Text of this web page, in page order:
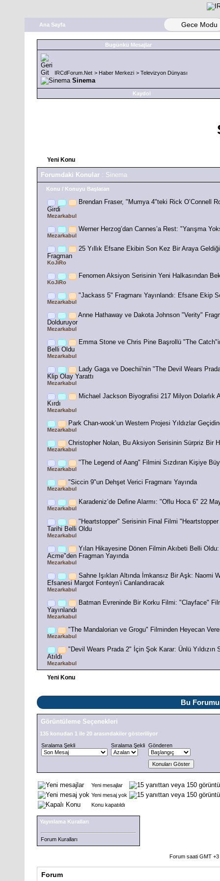
Ana Sayfa Gece Modu
Bugünkü Mesajlar
IRCdForum.Net > Haber Merkezi > Televizyon Dünyası
Sinema
Kaydol
Yeni Konu
Forumdaki Konular : Sinema
Konu / Konuyu Başlatan
Brendan Fraser, "Mumya 4"teki Rick O’Connell
Girdi
Mezarkabul
Werner Herzog’dan Cannes’a Rest: "Yarışma
Mezarkabul
25 Yıllık Efsane Ekibin Son Kez Bir Araya
Fragman
KoJiRo
Fenomen Aksiyon Serisinin Yeni Halkasından
KoJiRo
"Jackass 5" Fragmanı Yayınlandı: Efsane Ekip
Mezarkabul
Anne Hathaway ve Dakota Johnson "Verity"
Dolduruyor
Mezarkabul
Emma Stone ve Chris Pine Başrollü "The
Belli Oldu
Mezarkabul
Lady Gaga ve Doechii'nin "The Devil Wears
Klip Olay Yarattı
Mezarkabul
Michael Jackson Biyografisi 217 Milyon Dolarlık
Kırdı
Mezarkabul
Park Chan-wook’un Western Projesi Yıldızlar
Mezarkabul
Christopher Nolan, Bu Aksiyon Serisinin Sürpriz Bir
Mezarkabul
"The Legend of Aang" Filmini Sızdıran Kişiye
Mezarkabul
"Siccin 9"un Dehşet Verici Fragmanı Yayında
Mezarkabul
Karadeniz’de Define Alarmı: "Oflu Hoca 6" 22
Mezarkabul
"Heartstopper" Serisinin Final Filmi "Heartstopper
Tarihi Belli Oldu
Mezarkabul
Yılan Hikayesine Dönen Filmin Akıbeti Belli
Acme"den Fragman Yayında
Mezarkabul
Sahne Işıkları Altında İmkansız Bir Aşk: Naomi
Efsanesi Margot Fonteyn’i Canlandıracak
Mezarkabul
Batman Evreninde Bir Korku Filmi: "Clayface"
Yayınlandı
Mezarkabul
"The Mandalorian ve Grogu" Filminden Heyecan
Mezarkabul
"Devil Wears Prada 2" İçin Şok Karar: Ünlü Yıldızın
Atıldı
Mezarkabul
Yeni Konu
Bu
Görüntüleme Seçenekleri
135 konudan 1 ile 20 arasındakiler gösteriliyor
Sıralama Şekli
Sıralama Şekli Gönderen
Yeni mesajlar
Yeni mesaj yok
Konu kapatıldı
Yayınlama Kuralları
Forum Kuralları
Forum saati GMT
Forum